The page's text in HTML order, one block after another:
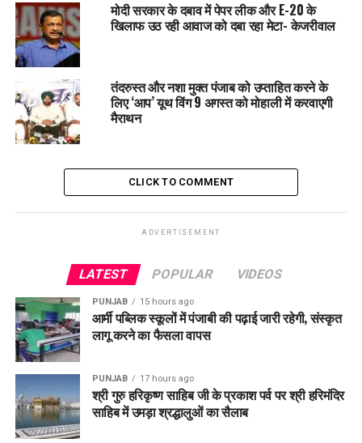
UP NEXT
Kapurthala पुलिस ने 24 घंटे में सुलझाया अंधे कत्ल का मामला
DON'T MISS
Hoshiarpur के सिंघोवाल गांव में टूर्नामेंट को लेकर दो क्लबों के बीच
विवाद, युवक पर हमला
मोदी सरकार के दबाव में पेपर लीक और E-20 के
खिलाफ उठ रही आवाज को दबा रहा मेटा- केजरीवाल
तंदरुस्त और नशा मुक्त पंजाब को उप्ताहित करने के
लिए ‘आप’ यूथ विंग 9 अगस्त को मोहाली में करवाएगी
मैराथन
CLICK TO COMMENT
ADVERTISEMENT
LATEST POPULAR VIDEOS
PUNJAB 15 hours ago
आर्मी पब्लिक स्कूलों में पंजाबी की पढ़ाई जारी रहेगी, संस्कृत
लागू करने का फैसला वापस
PUNJAB 17 hours ago
श्री गुरु हरिकृष्ण साहिब जी के प्रकाश पर्व पर श्री हरिमंदिर
साहिब में उमड़ा श्रद्धालुओं का सैलाब